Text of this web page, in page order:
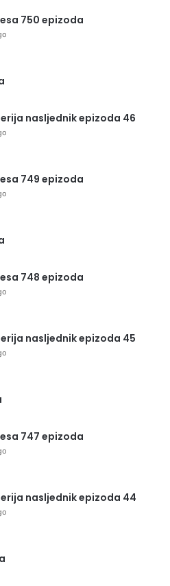
750 epizoda
nasljednik epizoda 46
749 epizoda
748 epizoda
nasljednik epizoda 45
747 epizoda
nasljednik epizoda 44